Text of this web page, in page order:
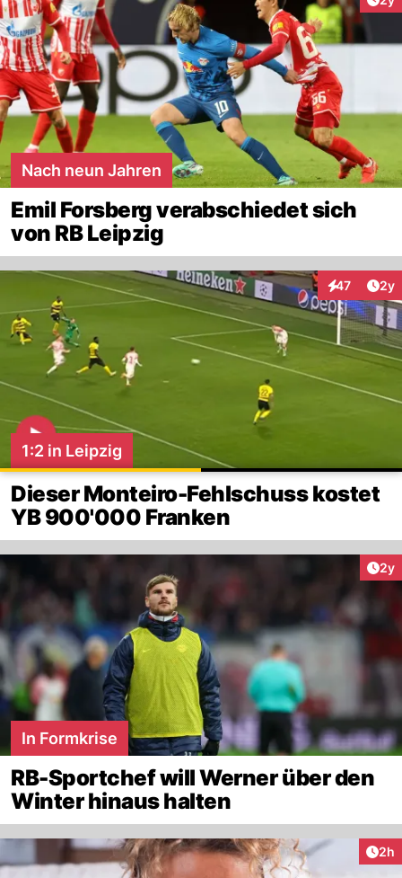
Nach neun Jahren
Emil Forsberg verabschiedet sich
von RB Leipzig
47
Interaktionen
2y
1:2 in Leipzig
Dieser Monteiro-Fehlschuss kostet
YB 900'000 Franken
2y
In Formkrise
RB-Sportchef will Werner über den
Winter hinaus halten
2h